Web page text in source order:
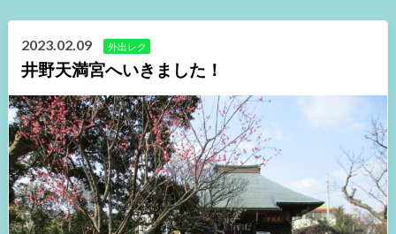
2023.02.09 外出レク
井野天満宮へいきました！